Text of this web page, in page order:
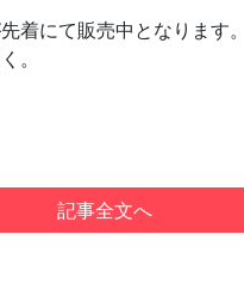
着にて販売中となります。
。
記事全文へ